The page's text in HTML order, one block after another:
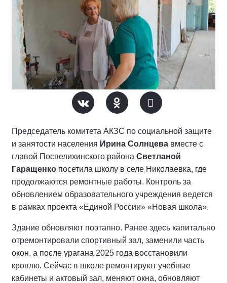
Председатель комитета АКЗС по социальной защите
и занятости населения Ирина Солнцева вместе с
главой Поспелихинского района Светланой
Гаращенко посетила школу в селе Николаевка, где
продолжаются ремонтные работы. Контроль за
обновлением образовательного учреждения ведется
в рамках проекта «Единой России» «Новая школа».
Здание обновляют поэтапно. Ранее здесь капитально
отремонтировали спортивный зал, заменили часть
окон, а после урагана 2025 года восстановили
кровлю. Сейчас в школе ремонтируют учебные
кабинеты и актовый зал, меняют окна, обновляют